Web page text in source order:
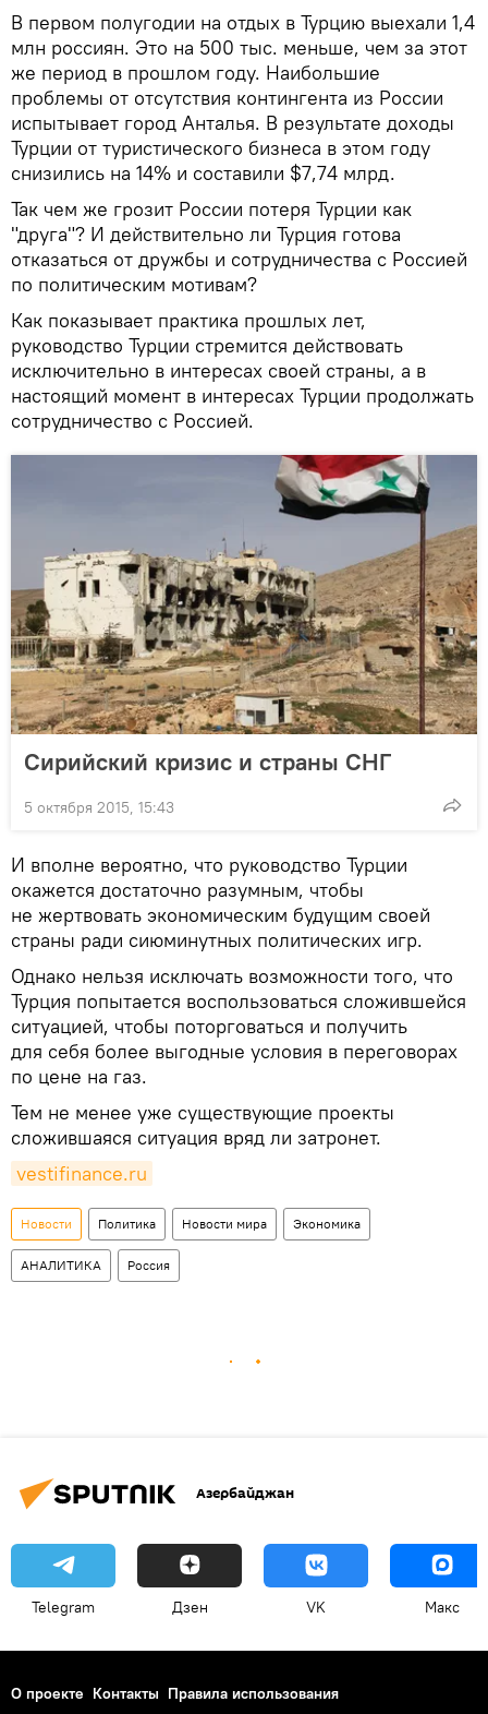
В первом полугодии на отдых в Турцию выехали 1,4
млн россиян. Это на 500 тыс. меньше, чем за этот
же период в прошлом году. Наибольшие
проблемы от отсутствия контингента из России
испытывает город Анталья. В результате доходы
Турции от туристического бизнеса в этом году
снизились на 14% и составили $7,74 млрд.
Так чем же грозит России потеря Турции как
"друга"? И действительно ли Турция готова
отказаться от дружбы и сотрудничества с Россией
по политическим мотивам?
Как показывает практика прошлых лет,
руководство Турции стремится действовать
исключительно в интересах своей страны, а в
настоящий момент в интересах Турции продолжать
сотрудничество с Россией.
Сирийский кризис и страны СНГ
5 октября 2015, 15:43
И вполне вероятно, что руководство Турции
окажется достаточно разумным, чтобы
не жертвовать экономическим будущим своей
страны ради сиюминутных политических игр.
Однако нельзя исключать возможности того, что
Турция попытается воспользоваться сложившейся
ситуацией, чтобы поторговаться и получить
для себя более выгодные условия в переговорах
по цене на газ.
Тем не менее уже существующие проекты
сложившаяся ситуация вряд ли затронет.
vestifinance.ru
Новости Политика Новости мира Экономика
АНАЛИТИКА Россия
Азербайджан
Telegram Дзен VK Макс
О проекте Контакты Правила использования